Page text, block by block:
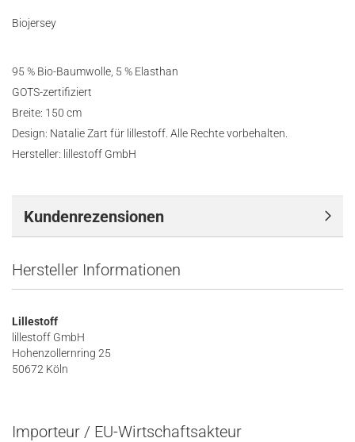
Biojersey
95 % Bio-Baumwolle, 5 % Elasthan
GOTS-zertifiziert
Breite: 150 cm
Design: Natalie Zart für lillestoff. Alle Rechte vorbehalten.
Hersteller: lillestoff GmbH
Kundenrezensionen
Hersteller Informationen
Lillestoff
lillestoff GmbH
Hohenzollernring 25
50672 Köln
Importeur / EU-Wirtschaftsakteur